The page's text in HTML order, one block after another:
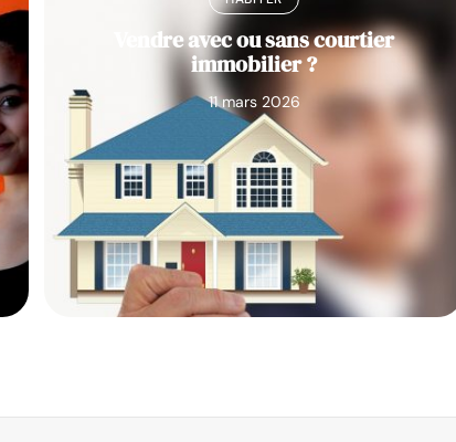
Vendre avec ou sans courtier
immobilier ?
11 mars 2026